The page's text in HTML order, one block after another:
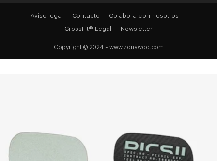
Aviso legal Contacto
Colabora con nosotros
CrossFit® Legal
Newsletter
Copyright © 2024 - www.zonawod.com